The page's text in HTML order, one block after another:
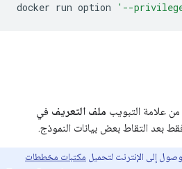
docker run option '--
علامة التبويب ملف التعريف في
إلى الإنترنت لتحميل مكتبات مخططات